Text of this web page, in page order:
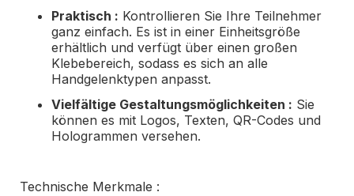
Praktisch : Kontrollieren Sie Ihre Teilnehmer
ganz einfach. Es ist in einer Einheitsgröße
erhältlich und verfügt über einen großen
Klebebereich, sodass es sich an alle
Handgelenktypen anpasst.
Vielfältige Gestaltungsmöglichkeiten : Sie
können es mit Logos, Texten, QR-Codes und
Hologrammen versehen.
Technische Merkmale :